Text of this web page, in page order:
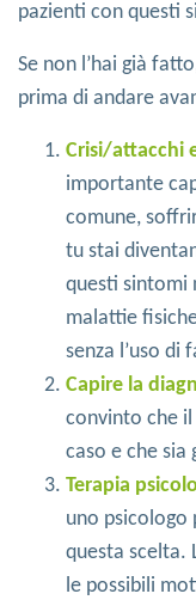
pazienti con questi
Se non l’hai già
prima di andare
Crisi/attacchi
importante
comune,
tu stai
questi sintomi
malattie
senza l’uso di
Capire la
convinto che
caso e che
Terapia
uno psicologo
questa scelta.
le possibili